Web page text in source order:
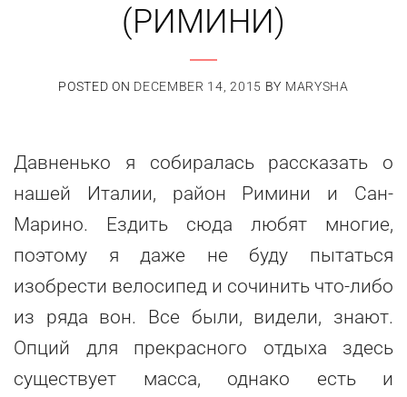
(РИМИНИ)
POSTED ON DECEMBER 14, 2015 BY MARYSHA
Давненько я собиралась рассказать о
нашей Италии, район Римини и Сан-
Марино. Ездить сюда любят многие,
поэтому я даже не буду пытаться
изобрести велосипед и сочинить что-либо
из ряда вон. Все были, видели, знают.
Опций для прекрасного отдыха здесь
существует масса, однако есть и